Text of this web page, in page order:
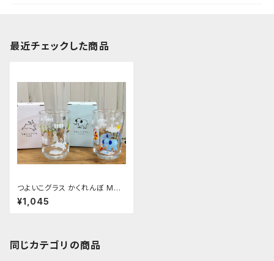
最近チェックした商品
つよいこグラス かくれんぼ Mサ
イズ
¥1,045
同じカテゴリの商品